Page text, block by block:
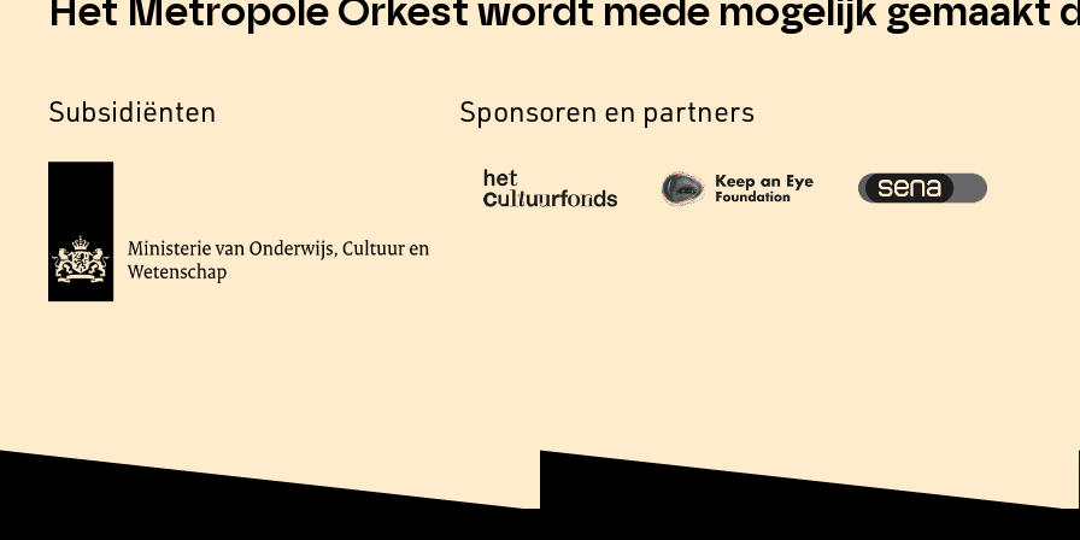
Het Metropole Orkest wordt mede mogelijk gemaakt
Subsidiënten Sponsoren en partners